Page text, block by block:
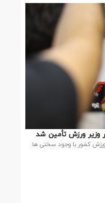
وزیر ورزش تأمین شد
ورزش کشور با وجود سختی ها